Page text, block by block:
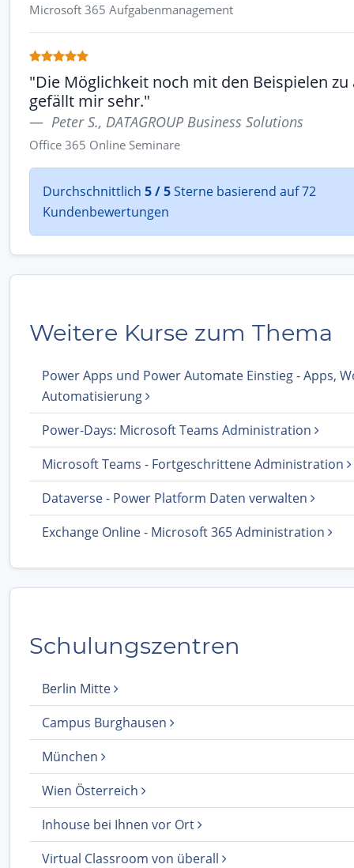
Microsoft 365 Aufgabenmanagement
"Die Möglichkeit noch mit den Beispielen
gefällt mir sehr."
Peter S., DATAGROUP Business Solutions
Office 365 Online Seminare
Durchschnittlich 5 / 5Sterne basierend auf 72
Kundenbewertungen
Weitere Kurse zum Thema
Power Apps und Power Automate Einstieg - Apps,
Automatisierung
Power-Days: Microsoft Teams Administration
Microsoft Teams - Fortgeschrittene Administration
Dataverse - Power Platform Daten verwalten
Exchange Online - Microsoft 365 Administration
Schulungszentren
Berlin Mitte
Campus Burghausen
München
Wien Österreich
Inhouse bei Ihnen vor Ort
Virtual Classroom von überall